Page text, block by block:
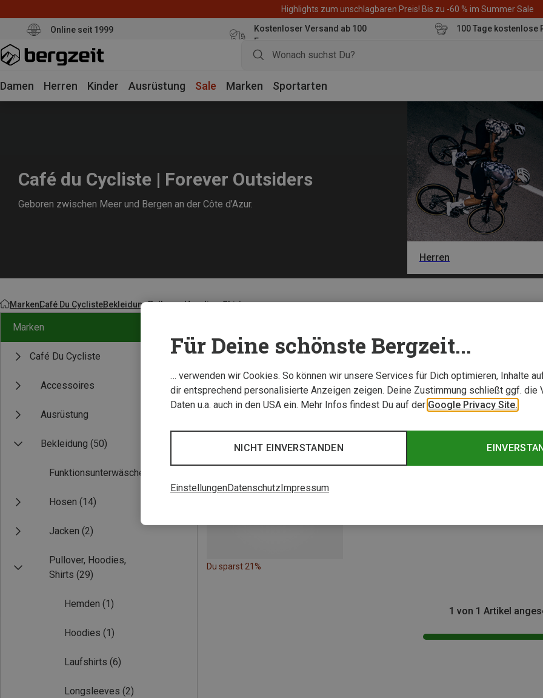
Highlights zum unschlagbaren Preis! Bis zu -60 % im Summer Sale
Online seit 1999
Kostenloser Versand ab 100
Euro
100 Tage kostenlose
Damen Herren Kinder Ausrüstung Sale Marken Sportarten
Café du Cycliste | Forever Outsiders
Geboren zwischen Meer und Bergen an der Côte d’Azur.
Herren
MarkenCafé Du CyclisteBekleidungPullover, Hoodies, Shirts
Marken
Café Du Cycliste
Accessoires
Ausrüstung
Bekleidung (50)
Funktionsunterwäsche
Hosen (14)
Jacken (2)
Pullover, Hoodies,
Shirts (29)
Hemden (1)
Hoodies (1)
Laufshirts (6)
Longsleeves (2)
Du sparst 21%
1 von 1 Artikel
Für Deine schönste Bergzeit...
… verwenden wir Cookies. So können wir unsere Services für Dich optimieren, Inhalte
dir entsprechend personalisierte Anzeigen zeigen. Deine Zustimmung schließt ggf. die
Daten u.a. auch in den USA ein. Mehr Infos findest Du auf der Google Privacy Site.
NICHT EINVERSTANDEN
EinstellungenDatenschutzImpressum